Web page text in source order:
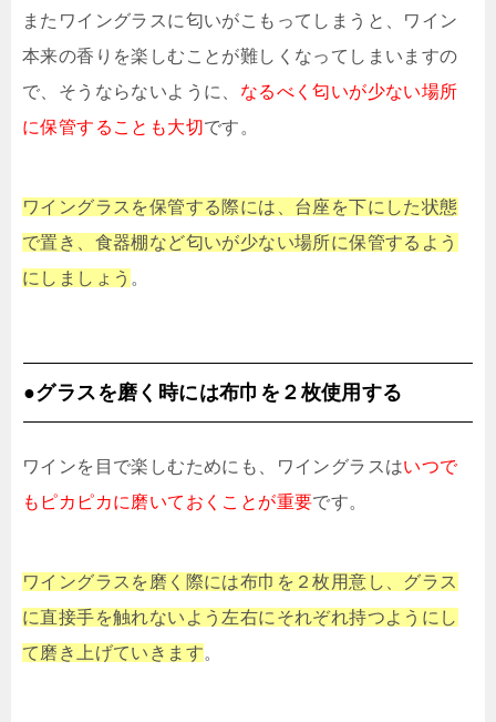
またワイングラスに匂いがこもってしまうと、ワイン
本来の香りを楽しむことが難しくなってしまいますの
で、そうならないように、 なるべく匂いが少ない場所
に保管することも大切です。
ワイングラスを保管する際には、台座を下にした状態
で置き、食器棚など匂いが少ない場所に保管するよう
にしましょう 。
●グラスを磨く時には布巾を２枚使用する
ワインを目で楽しむためにも、ワイングラスはいつで
もピカピカに磨いておくことが重要です。
ワイングラスを磨く際には布巾を２枚用意し、グラス
に直接手を触れないよう左右にそれぞれ持つようにし
て磨き上げていきます。